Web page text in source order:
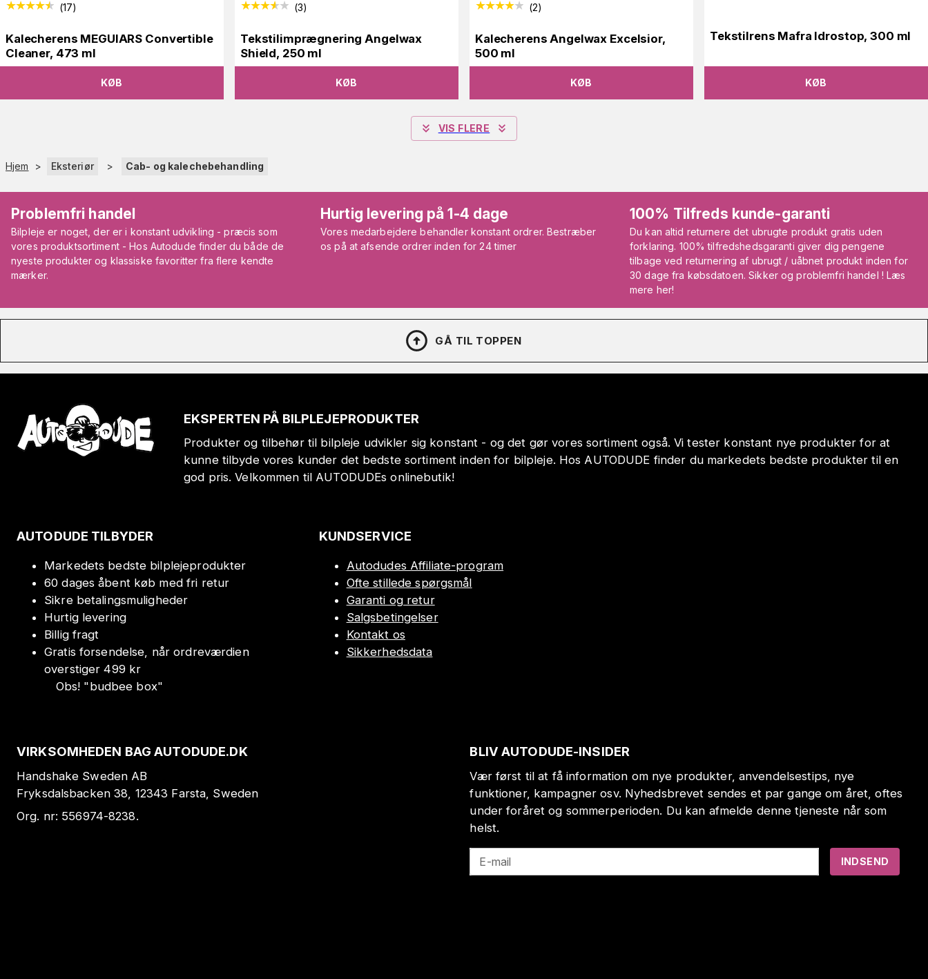
(17)
Kalecherens MEGUIARS Convertible
Cleaner, 473 ml
KØB
(3)
Tekstilimprægnering Angelwax
Shield, 250 ml
KØB
(2)
Kalecherens Angelwax Excelsior,
500 ml
KØB
Tekstilrens Mafra Idrostop, 300 ml
KØB
VIS FLERE
Hjem > Eksteriør > Cab- og kalechebehandling
Problemfri handel
Bilpleje er noget, der er i konstant udvikling - præcis som
vores produktsortiment - Hos Autodude finder du både de
nyeste produkter og klassiske favoritter fra flere kendte
mærker.
Hurtig levering på 1-4 dage
Vores medarbejdere behandler konstant ordrer. Bestræber
os på at afsende ordrer inden for 24 timer
100% Tilfreds kunde-garanti
Du kan altid returnere det ubrugte produkt gratis uden
forklaring. 100% tilfredshedsgaranti giver dig pengene
tilbage ved returnering af ubrugt / uåbnet produkt inden for
30 dage fra købsdatoen. Sikker og problemfri handel ! Læs
mere her!
GÅ TIL TOPPEN
EKSPERTEN PÅ BILPLEJEPRODUKTER
Produkter og tilbehør til bilpleje udvikler sig konstant - og det gør vores sortiment også. Vi tester konstant nye produkter for at
kunne tilbyde vores kunder det bedste sortiment inden for bilpleje. Hos AUTODUDE finder du markedets bedste produkter til en
god pris. Velkommen til AUTODUDEs onlinebutik!
AUTODUDE TILBYDER
Markedets bedste bilplejeprodukter
60 dages åbent køb med fri retur
Sikre betalingsmuligheder
Hurtig levering
Billig fragt
Gratis forsendelse, når ordreværdien
overstiger 499 kr
Obs! "budbee box"
KUNDSERVICE
Autodudes Affiliate-program
Ofte stillede spørgsmål
Garanti og retur
Salgsbetingelser
Kontakt os
Sikkerhedsdata
VIRKSOMHEDEN BAG AUTODUDE.DK
Handshake Sweden AB
Fryksdalsbacken 38, 12343 Farsta, Sweden
Org. nr: 556974-8238.
BLIV AUTODUDE-INSIDER
Vær først til at få information om nye produkter, anvendelsestips, nye
funktioner, kampagner osv. Nyhedsbrevet sendes et par gange om året, oftes
under foråret og sommerperioden. Du kan afmelde denne tjeneste når som
helst.
E-mail INDSEND